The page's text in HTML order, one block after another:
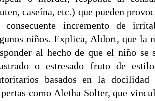
caseína, etc.) que pueden
consecuente incremento de
niños. Explica, Aldort, que la
al hecho de que el niño se
o estresado fruto de
basados en la
como Aletha Solter, que